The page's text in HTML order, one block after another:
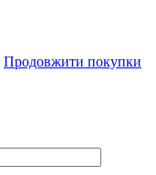
Продовжити покупки